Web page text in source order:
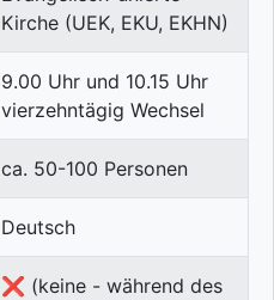
Kirche (UEK, EKU, EKHN)
9.00 Uhr und 10.15 Uhr
vierzehntägig Wechsel
ca. 50-100 Personen
Deutsch
❌ (keine - während des